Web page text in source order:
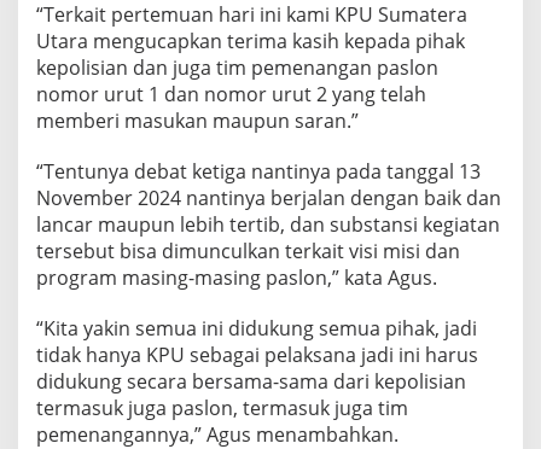
m
u
t
“Terkait pertemuan hari ini kami KPU Sumatera
Utara mengucapkan terima kasih kepada pihak
kepolisian dan juga tim pemenangan paslon
nomor urut 1 dan nomor urut 2 yang telah
memberi masukan maupun saran.”
“Tentunya debat ketiga nantinya pada tanggal 13
November 2024 nantinya berjalan dengan baik dan
lancar maupun lebih tertib, dan substansi kegiatan
tersebut bisa dimunculkan terkait visi misi dan
program masing-masing paslon,” kata Agus.
“Kita yakin semua ini didukung semua pihak, jadi
tidak hanya KPU sebagai pelaksana jadi ini harus
didukung secara bersama-sama dari kepolisian
termasuk juga paslon, termasuk juga tim
pemenangannya,” Agus menambahkan.